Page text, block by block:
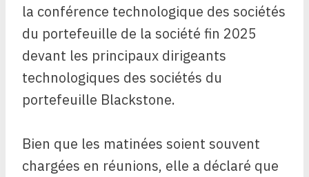
la conférence technologique des sociétés
du portefeuille de la société fin 2025
devant les principaux dirigeants
technologiques des sociétés du
portefeuille Blackstone.
Bien que les matinées soient souvent
chargées en réunions, elle a déclaré que